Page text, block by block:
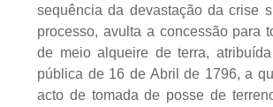
sequência da devastação da crise
processo, avulta a concessão para
de meio alqueire de terra,
pública de 16 de Abril de 1796, a
acto de tomada de posse de